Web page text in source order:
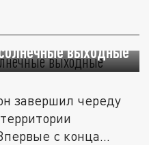
выходные
завершил череду
с конца...